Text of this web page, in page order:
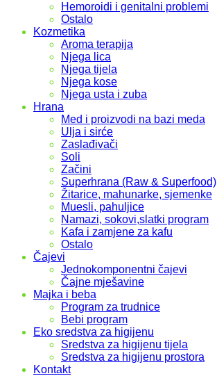
Hemoroidi i genitalni problemi
Ostalo
Kozmetika
Aroma terapija
Njega lica
Njega tijela
Njega kose
Njega usta i zuba
Hrana
Med i proizvodi na bazi meda
Ulja i sirće
Zaslađivači
Soli
Začini
Superhrana (Raw & Superfood)
Žitarice, mahunarke, sjemenke
Muesli, pahuljice
Namazi, sokovi,slatki program
Kafa i zamjene za kafu
Ostalo
Čajevi
Jednokomponentni čajevi
Čajne mješavine
Majka i beba
Program za trudnice
Bebi program
Eko sredstva za higijenu
Sredstva za higijenu tijela
Sredstva za higijenu prostora
Kontakt